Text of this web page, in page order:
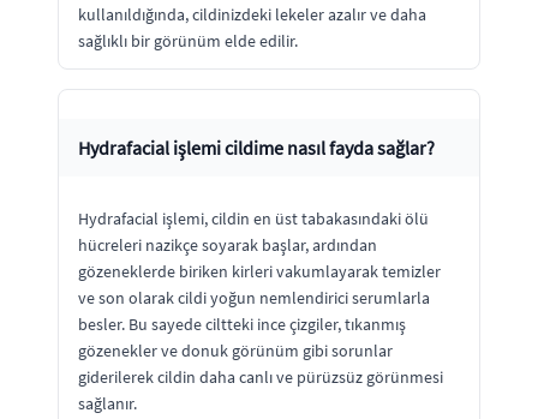
kullanıldığında, cildinizdeki lekeler azalır ve daha
sağlıklı bir görünüm elde edilir.
Hydrafacial işlemi cildime nasıl fayda sağlar?
Hydrafacial işlemi, cildin en üst tabakasındaki ölü
hücreleri nazikçe soyarak başlar, ardından
gözeneklerde biriken kirleri vakumlayarak temizler
ve son olarak cildi yoğun nemlendirici serumlarla
besler. Bu sayede ciltteki ince çizgiler, tıkanmış
gözenekler ve donuk görünüm gibi sorunlar
giderilerek cildin daha canlı ve pürüzsüz görünmesi
sağlanır.